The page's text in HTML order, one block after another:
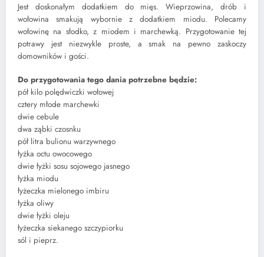
Jest doskonałym dodatkiem do mięs. Wieprzowina, drób i
wołowina smakują wybornie z dodatkiem miodu. Polecamy
wołowinę na słodko, z miodem i marchewką. Przygotowanie tej
potrawy jest niezwykle proste, a smak na pewno zaskoczy
domowników i gości.
Do przygotowania tego dania potrzebne będzie:
pół kilo polędwiczki wołowej
cztery młode marchewki
dwie cebule
dwa ząbki czosnku
pół litra bulionu warzywnego
łyżka octu owocowego
dwie łyżki sosu sojowego jasnego
łyżka miodu
łyżeczka mielonego imbiru
łyżka oliwy
dwie łyżki oleju
łyżeczka siekanego szczypiorku
sól i pieprz.